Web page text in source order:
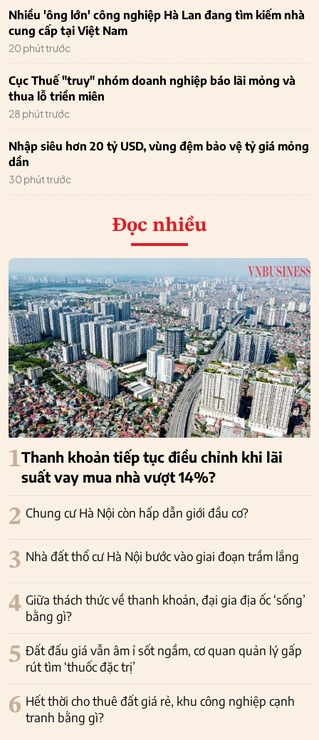
Nhiều 'ông lớn' công nghiệp Hà Lan đang tìm kiếm nhà
cung cấp tại Việt Nam
20 phút trước
Cục Thuế "truy" nhóm doanh nghiệp báo lãi mỏng và
thua lỗ triền miên
28 phút trước
Nhập siêu hơn 20 tỷ USD, vùng đệm bảo vệ tỷ giá mỏng
dần
30 phút trước
Đọc nhiều
1Thanh khoản tiếp tục điều chỉnh khi lãi
suất vay mua nhà vượt 14%?
2 Chung cư Hà Nội còn hấp dẫn giới đầu cơ?
3 Nhà đất thổ cư Hà Nội bước vào giai đoạn trầm lắng
4 Giữa thách thức về thanh khoản, đại gia địa ốc ‘sống’
bằng gì?
5 Đất đấu giá vẫn âm ỉ sốt ngầm, cơ quan quản lý gấp
rút tìm ‘thuốc đặc trị’
6 Hết thời cho thuê đất giá rẻ, khu công nghiệp cạnh
tranh bằng gì?